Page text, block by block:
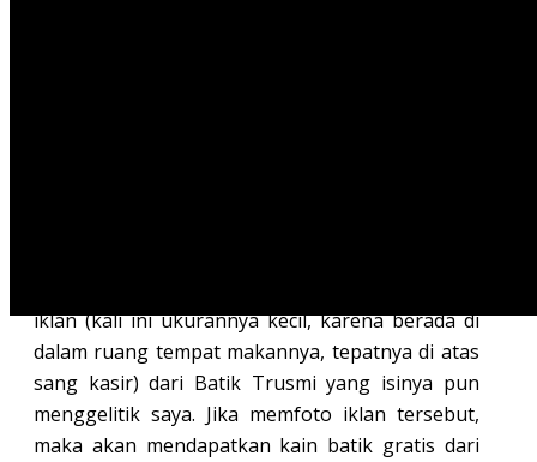
iklan (kali ini ukurannya kecil, karena berada di
dalam ruang tempat makannya, tepatnya di atas
sang kasir) dari Batik Trusmi yang isinya pun
menggelitik saya. Jika memfoto iklan tersebut,
maka akan mendapatkan kain batik gratis dari